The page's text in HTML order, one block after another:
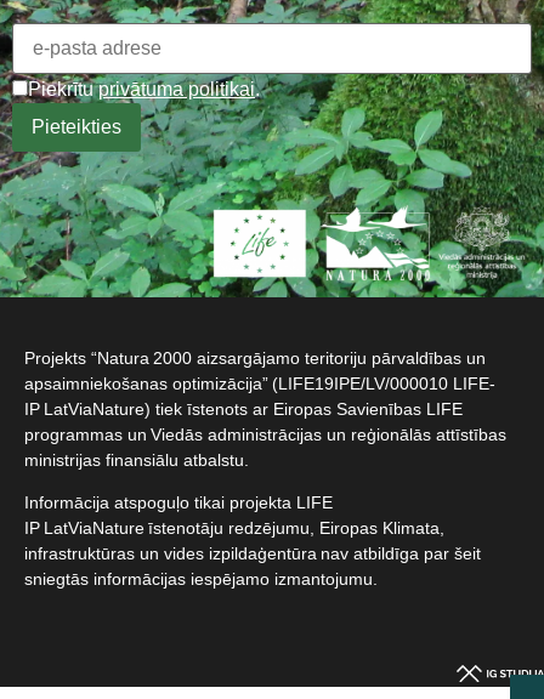
Piekrītuprivātuma politikai.
Projekts “Natura 2000 aizsargājamo teritoriju pārvaldības un
apsaimniekošanas optimizācija” (LIFE19IPE/LV/000010 LIFE-
IP LatViaNature) tiek īstenots ar Eiropas Savienības LIFE
programmas un Viedās administrācijas un reģionālās attīstības
ministrijas finansiālu atbalstu.​
Informācija atspoguļo tikai projekta LIFE
IP LatViaNature īstenotāju redzējumu, Eiropas Klimata,
infrastruktūras un vides izpildaģentūra nav atbildīga par šeit
sniegtās informācijas iespējamo izmantojumu.​